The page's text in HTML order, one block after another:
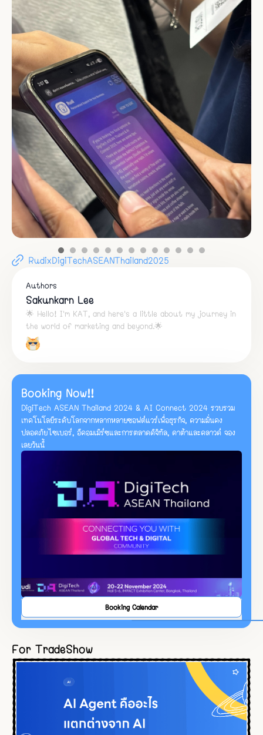
RudixDigiTechASEANThailand2025
Authors
Sakunkarn Lee
🌟 Hello! I'm KAT, and here's a little about my journey in
the world of marketing and beyond.🌟
Booking Now!!
DigiTech ASEAN Thailand 2024 & AI Connect 2024 รวบรวม
เทคโนโลยีระดับโลกจากหลากหลายซอฟต์แวร์เพื่อธุรกิจ, ความมั่นคง
ปลอดภัยไซเบอร์, อีคอมเมิร์ซและการตลาดดิจิทัล, ดาต้าและคลาวด์ จอง
เลยวันนี้
Booking Calendar
For TradeShow